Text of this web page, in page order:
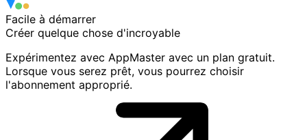
Facile à démarrer
Créer quelque chose d'incroyable
Expérimentez avec AppMaster avec un plan gratuit.
Lorsque vous serez prêt, vous pourrez choisir
l'abonnement approprié.